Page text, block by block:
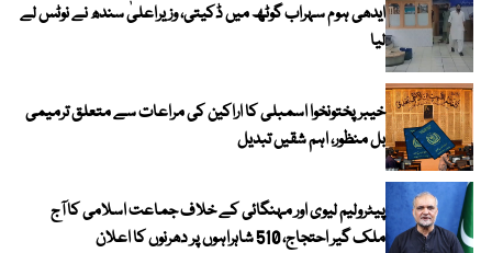
ایدھی ہوم سہراب گوٹھ میں ڈکیتی، وزیراعلیٰ سندھ نے نوٹس لے
لیا
خیبرپختونخوا اسمبلی کا اراکین کی مراعات سے متعلق ترمیمی
بل منظور، اہم شقیں تبدیل
پیٹرولیم لیوی اور مہنگائی کے خلاف جماعت اسلامی کا آج
ملک گیر احتجاج، 510 شاہراہوں پر دھرنوں کا اعلان